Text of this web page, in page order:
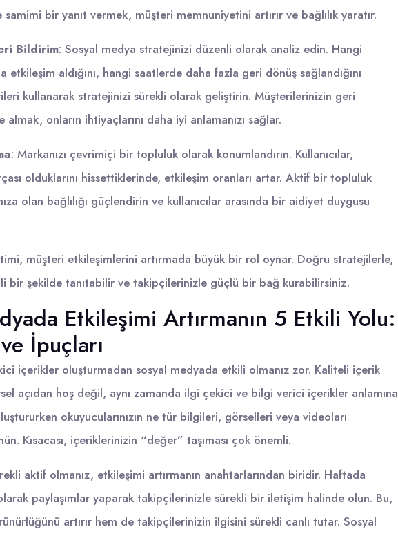
bir yanıt vermek, müşteri memnuniyetini artırır ve bağlılık yaratır.
Bildirim: Sosyal medya stratejinizi düzenli olarak analiz edin. Hangi
etkileşim aldığını, hangi saatlerde daha fazla geri dönüş sağlandığını
kullanarak stratejinizi sürekli olarak geliştirin. Müşterilerinizin geri
onların ihtiyaçlarını daha iyi anlamanızı sağlar.
: Markanızı çevrimiçi bir topluluk olarak konumlandırın. Kullanıcılar,
olduklarını hissettiklerinde, etkileşim oranları artar. Aktif bir topluluk
olan bağlılığı güçlendirin ve kullanıcılar arasında bir aidiyet duygusu
müşteri etkileşimlerini artırmada büyük bir rol oynar. Doğru stratejilerle,
bir şekilde tanıtabilir ve takipçilerinizle güçlü bir bağ kurabilirsiniz.
Etkileşimi Artırmanın 5 Etkili Yolu:
İpuçları
içerikler oluşturmadan sosyal medyada etkili olmanız zor. Kaliteli içerik
açıdan hoş değil, aynı zamanda ilgi çekici ve bilgi verici içerikler anlamına
okuyucularınızın ne tür bilgileri, görselleri veya videoları
Kısacası, içeriklerinizin “değer” taşıması çok önemli.
aktif olmanız, etkileşimi artırmanın anahtarlarından biridir. Haftada
paylaşımlar yaparak takipçilerinizle sürekli bir iletişim halinde olun. Bu,
artırır hem de takipçilerinizin ilgisini sürekli canlı tutar. Sosyal